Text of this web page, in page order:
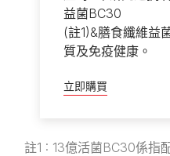
益菌BC30
(註1)&膳食纖維益
質及免疫健康。
立即購買
註1 : 13億活菌BC30係指